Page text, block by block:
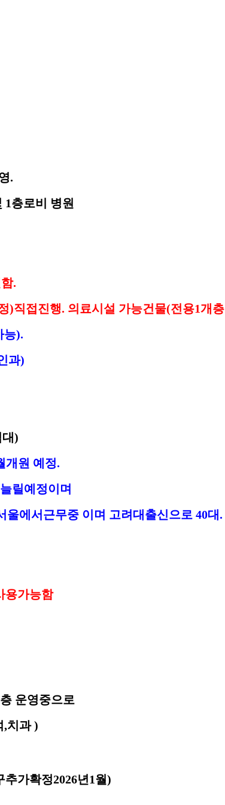
.
1층로비 병원
.
)직접진행. 의료시설 가능건물(전용1개층
능).
과)
)
개원 예정.
릴예정이며
울에서근무중 이며 고려대출신으로 40대 .
용가능함
운영중으로
,치과)
추가확정2026년 1월)